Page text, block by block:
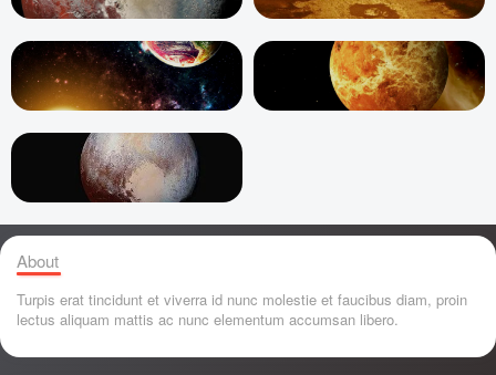
About
Turpis erat tincidunt et viverra id nunc molestie et faucibus diam, proin
lectus aliquam mattis ac nunc elementum accumsan libero.